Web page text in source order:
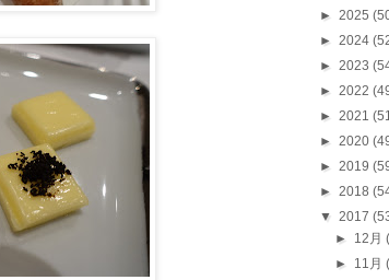
► 2025
► 2024
► 2023
► 2022
► 2021
► 2020
► 2019
► 2018
▼ 2017
► 12月
► 11月